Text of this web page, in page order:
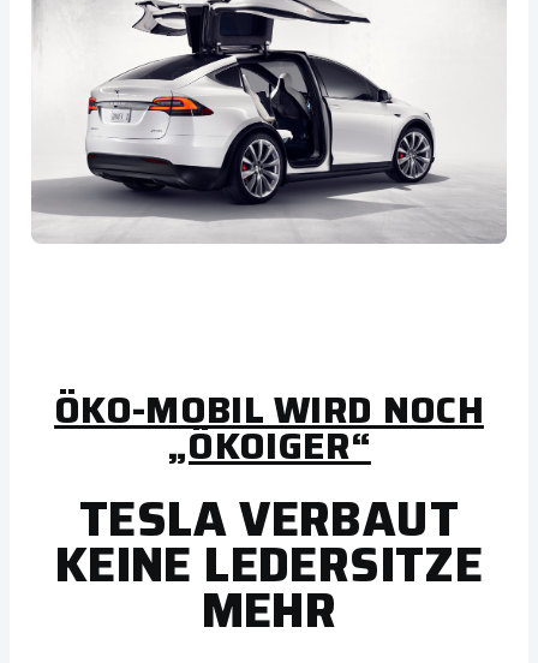
ÖKO-MOBIL WIRD NOCH
„ÖKOIGER“
TESLA VERBAUT
KEINE LEDERSITZE
MEHR